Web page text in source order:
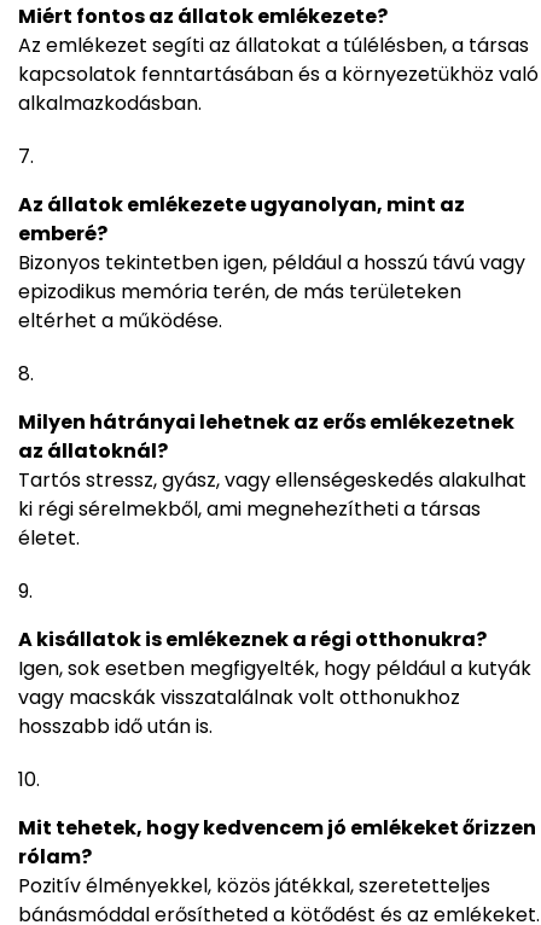
Miért fontos az állatok emlékezete?
Az emlékezet segíti az állatokat a túlélésben, a társas
kapcsolatok fenntartásában és a környezetükhöz való
alkalmazkodásban.
Az állatok emlékezete ugyanolyan, mint az
emberé?
Bizonyos tekintetben igen, például a hosszú távú vagy
epizodikus memória terén, de más területeken
eltérhet a működése.
Milyen hátrányai lehetnek az erős emlékezetnek
az állatoknál?
Tartós stressz, gyász, vagy ellenségeskedés alakulhat
ki régi sérelmekből, ami megnehezítheti a társas
életet.
A kisállatok is emlékeznek a régi otthonukra?
Igen, sok esetben megfigyelték, hogy például a kutyák
vagy macskák visszatalálnak volt otthonukhoz
hosszabb idő után is.
Mit tehetek, hogy kedvencem jó emlékeket őrizzen
rólam?
Pozitív élményekkel, közös játékkal, szeretetteljes
bánásmóddal erősítheted a kötődést és az emlékeket.